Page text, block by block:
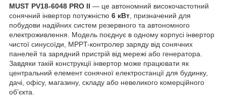
MUST PV18-6048 PRO II — це автономний високочастотний
сонячний інвертор потужністю 6 кВт , призначений для
побудови надійних систем резервного та автономного
електроживлення. Модель поєднує в одному корпусі інвертор
чистої синусоїди, MPPT-контролер заряду від сонячних
панелей та зарядний пристрій від мережі або генератора.
Завдяки такій конструкції інвертор може працювати як
центральний елемент сонячної електростанції для будинку,
дачі, офісу, магазину, складу або невеликого комерційного
об’єкта.